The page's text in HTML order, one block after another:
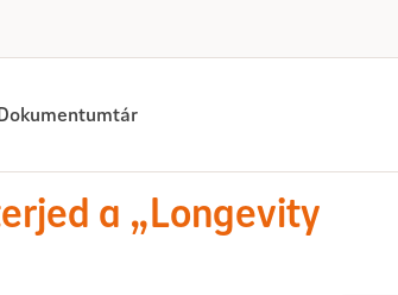
a „Longevity
a „Longevity